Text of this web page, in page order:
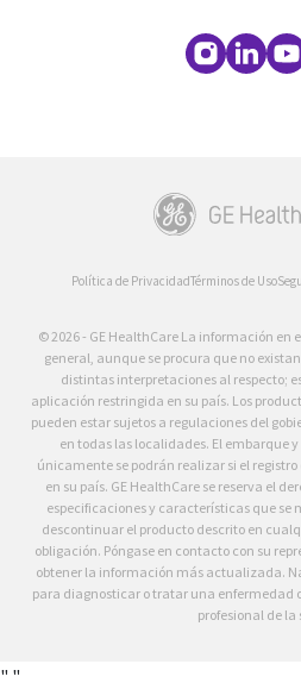
Política de PrivacidadTérminos de Uso
© 2026 - GE HealthCare La información en
general, aunque se procura que no
distintas interpretaciones al respecto;
aplicación restringida en su país. Los
pueden estar sujetos a regulaciones del
en todas las localidades. El embarque
únicamente se podrán realizar si el
en su país. GE HealthCare se reserva el
especificaciones y características que se
descontinuar el producto descrito en
obligación. Póngase en contacto con su
obtener la información más actualizada.
para diagnosticar o tratar una enfermedad
profesional de la
" "